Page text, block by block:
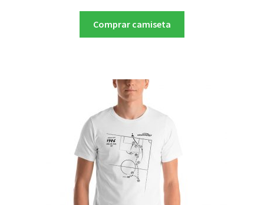
Comprar camiseta